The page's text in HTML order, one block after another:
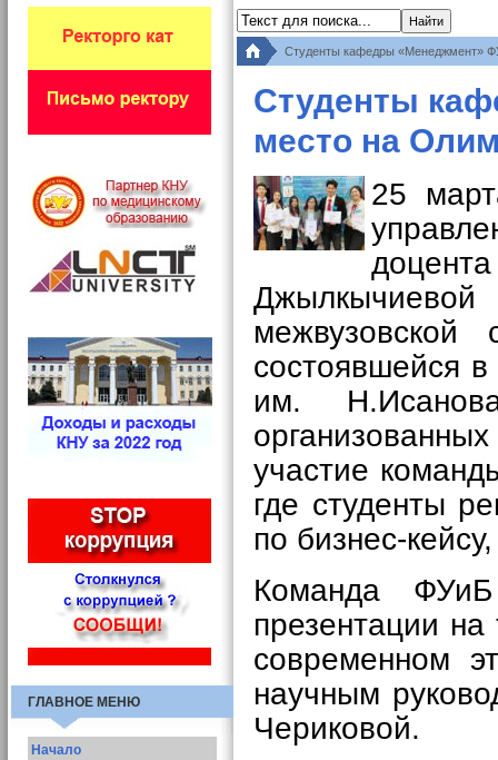
Студенты кафедры «Менеджмент»
Студенты
место на
25
межвузовской
состоявшейся в
им.
участие
где студенты
по бизнес-
Команда
презентации
современном
научным
Чериковой.
ГЛАВНОЕ МЕНЮ
Начало